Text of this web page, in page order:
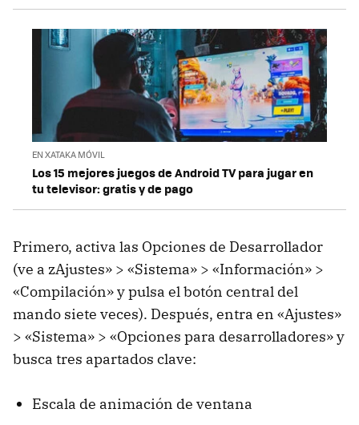
EN XATAKA MÓVIL
Los 15 mejores juegos de Android TV para jugar en
tu televisor: gratis y de pago
Primero, activa las Opciones de Desarrollador
(ve a zAjustes» > «Sistema» > «Información» >
«Compilación» y pulsa el botón central del
mando siete veces). Después, entra en «Ajustes»
> «Sistema» > «Opciones para desarrolladores» y
busca tres apartados clave:
Escala de animación de ventana